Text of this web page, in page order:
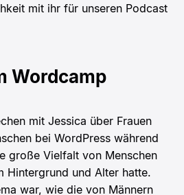
mit ihr für unseren Podcast
Wordcamp
mit Jessica über Frauen
bei WordPress während
große Vielfalt von Menschen
Hintergrund und Alter hatte.
war, wie die von Männern